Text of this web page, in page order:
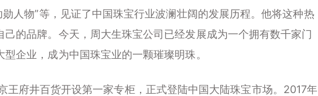
人物”等，见证了中国珠宝行业波澜壮阔的发展历程。他将这种热
的品牌。今天，周大生珠宝公司已经发展成为一个拥有数千家门
企业，成为中国珠宝业的一颗璀璨明珠。
府井百货开设第一家专柜，正式登陆中国大陆珠宝市场。2017年